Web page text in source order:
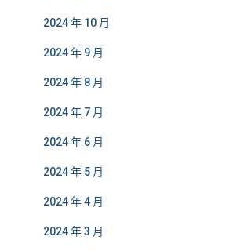
2024 年 10 月
2024 年 9 月
2024 年 8 月
2024 年 7 月
2024 年 6 月
2024 年 5 月
2024 年 4 月
2024 年 3 月